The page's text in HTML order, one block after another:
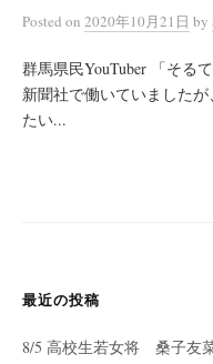
Posted on 2020年10月21日 by
群馬県民YouTuber 「
新聞社で働いていました
たい...
最近の投稿
8/5 高校生若女将 桑子友